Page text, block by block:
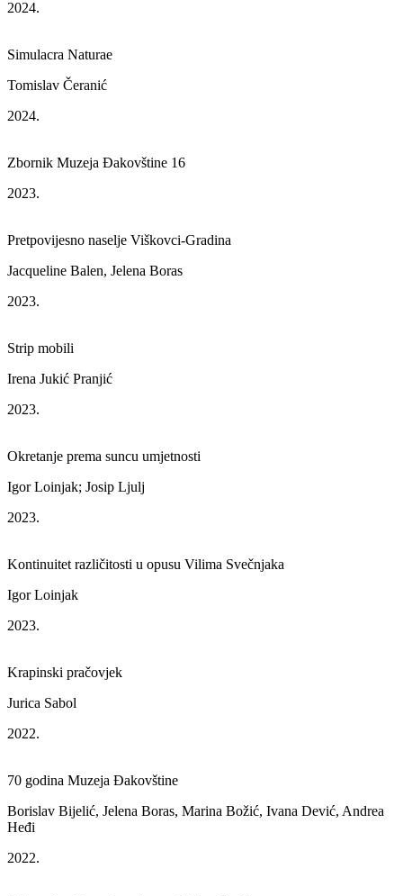
2024.
Simulacra Naturae
Tomislav Čeranić
2024.
Zbornik Muzeja Đakovštine 16
2023.
Pretpovijesno naselje Viškovci-Gradina
Jacqueline Balen, Jelena Boras
2023.
Strip mobili
Irena Jukić Pranjić
2023.
Okretanje prema suncu umjetnosti
Igor Loinjak; Josip Ljulj
2023.
Kontinuitet različitosti u opusu Vilima Svečnjaka
Igor Loinjak
2023.
Krapinski pračovjek
Jurica Sabol
2022.
70 godina Muzeja Đakovštine
Borislav Bijelić, Jelena Boras, Marina Božić, Ivana Dević, Andrea
Heđi
2022.